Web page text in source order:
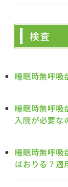
検査
睡眠時無呼吸
睡眠時無呼吸
入院が必要な
睡眠時無呼吸
はおりる？適